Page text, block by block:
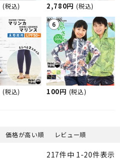
(税込) 2,780円 (税込)
(税込) 100円 (税込)
価格が高い順 レビュー順
217件中 1 -20件表示